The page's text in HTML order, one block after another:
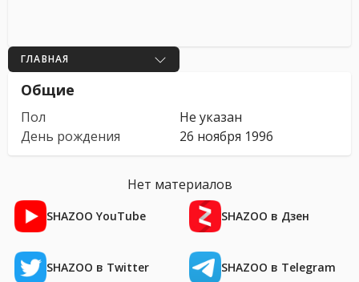
ГЛАВНАЯ
Общие
Пол
Не указан
День рождения
26 ноября 1996
Нет материалов
SHAZOO YouTube SHAZOO в Дзен
SHAZOO в Twitter SHAZOO в Telegram